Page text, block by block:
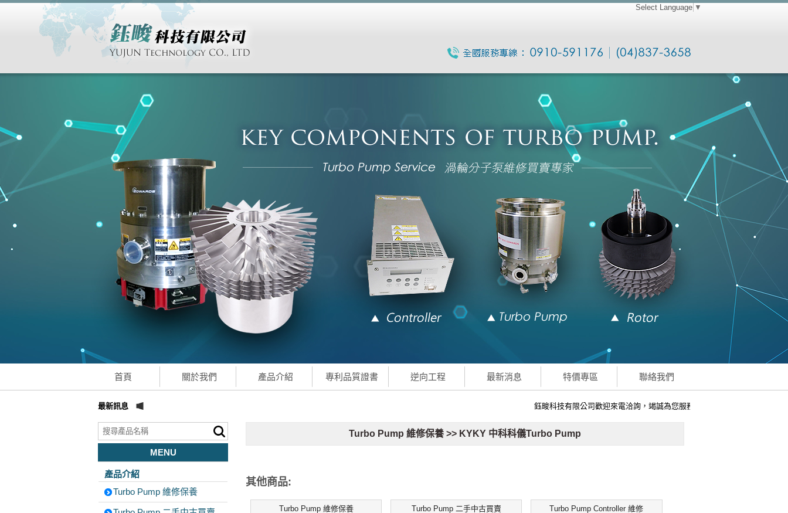
Select Language ▼
首頁 關於我們 產品介紹 專利品質證書 逆向工程 最新消息 特價專區 聯絡我們
最新訊息 鈺畯科技有限公司歡迎來電洽詢，竭誠為您服務
MENU
產品介紹
Turbo Pump 維修保養
Turbo Pump 維修保養 >> KYKY 中科科儀Turbo Pump
其他商品:
Turbo Pump 維修保養 Turbo Pump 二手中古買賣 Turbo Pump Controller 維修